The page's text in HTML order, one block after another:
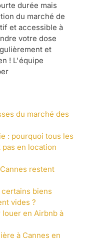
durée mais
du marché de
et accessible à
votre dose
et
! L'équipe
du marché des
: pourquoi tous les
en location
restent
certains biens
vides ?
en Airbnb à
à Cannes en